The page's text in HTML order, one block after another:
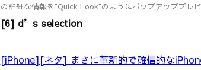
の詳細な情報を"Quick Look"のようにポップアッププレ
[6] d’s selection
[iPhone][ネタ] まさに革新的で確信的な